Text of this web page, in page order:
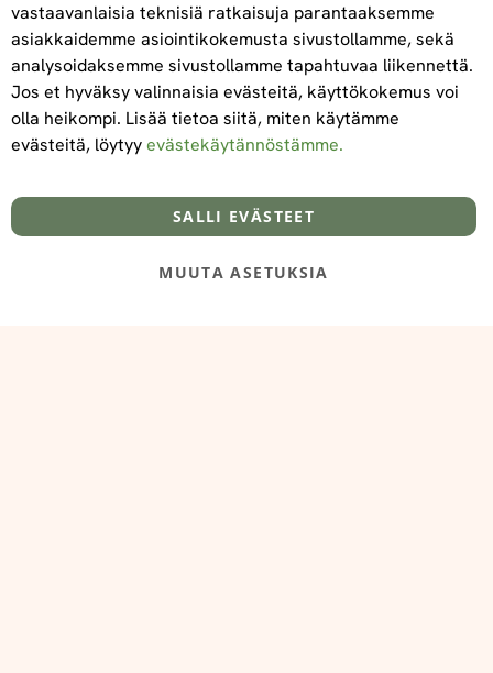
Tilaa
Tietoa meistä
@‌2025 FooDeliDoo
Toimitus- ja maksuehdot
vastaavanlaisia teknisiä ratkaisuja parantaaksemme
asiakkaidemme asiointikokemusta sivustollamme, sekä
analysoidaksemme sivustollamme tapahtuvaa liikennettä.
Jos et hyväksy valinnaisia evästeitä, käyttökokemus voi
olla heikompi. Lisää tietoa siitä, miten käytämme
evästeitä, löytyyevästekäytännöstämme.
SALLI EVÄSTEET
MUUTA ASETUKSIA